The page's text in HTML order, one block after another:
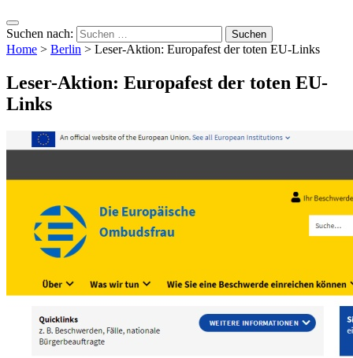
Suchen nach:
Home > Berlin > Leser-Aktion: Europafest der toten EU-Links
Leser-Aktion: Europafest der toten EU-
Links